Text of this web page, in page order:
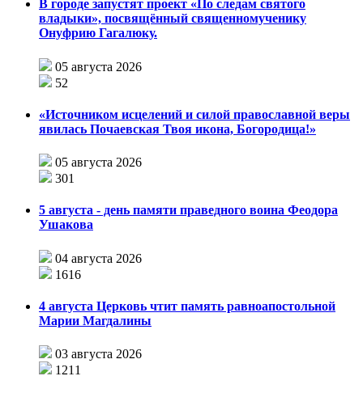
В городе запустят проект «По следам святого
владыки», посвящённый священномученику
Онуфрию Гагалюку.
05 августа 2026
52
«Источником исцелений и силой православной веры
явилась Почаевская Твоя икона, Богородица!»
05 августа 2026
301
5 августа - день памяти праведного воина Феодора
Ушакова
04 августа 2026
1616
4 августа Церковь чтит память равноапостольной
Марии Магдалины
03 августа 2026
1211